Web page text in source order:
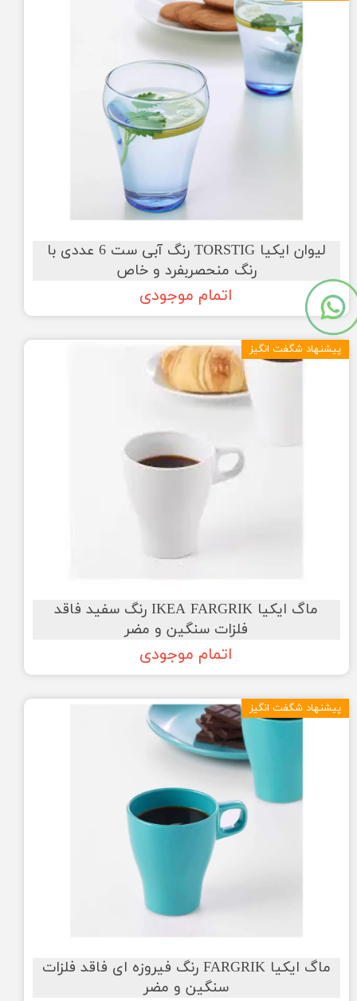
لیوان ایکیا TORSTIG رنگ آبی ست 6 عددی با
رنگ منحصربفرد و خاص
اتمام موجودی
ماگ ایکیا IKEA FARGRIK رنگ سفید فاقد
فلزات سنگین و مضر
اتمام موجودی
پیشنهاد شگفت انگیز
ماگ ایکیا FARGRIK رنگ فیروزه ای فاقد فلزات
سنگین و مضر
پیشنهاد شگفت انگیز